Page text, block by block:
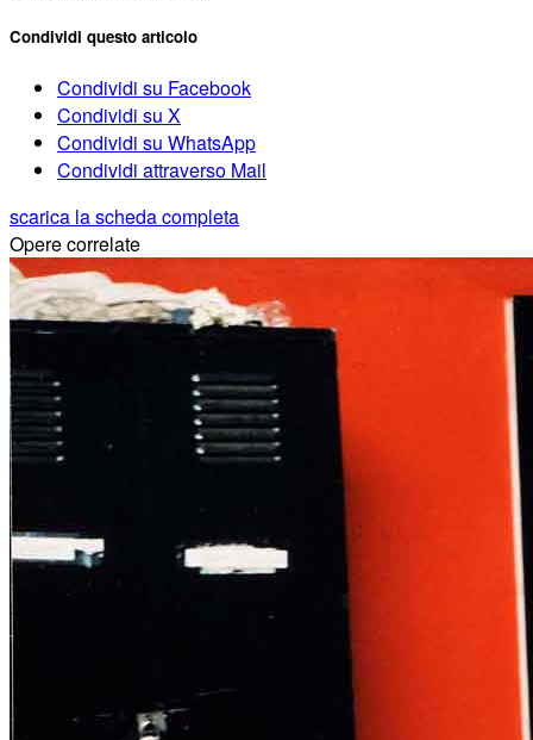
Condividi questo articolo
Condividi su Facebook
Condividi su X
Condividi su WhatsApp
Condividi attraverso Mail
scarica la scheda completa
Opere correlate